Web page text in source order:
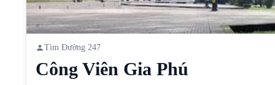
Tìm Đường 247
Công Viên Gia Phú